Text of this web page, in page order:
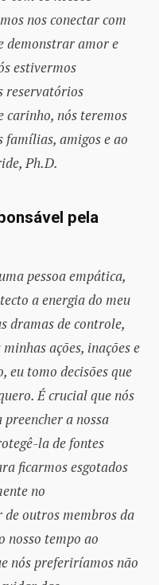
nos conectar com
demonstrar amor e
estivermos
reservatórios
carinho, nós teremos
famílias, amigos e ao
Ph.D.
pela
pessoa empática,
a energia do meu
dramas de controle,
ações, inações e
eu tomo decisões que
É crucial que nós
a nossa
la de fontes
ficarmos esgotados
no
outros membros da
nosso tempo ao
nós preferiríamos não